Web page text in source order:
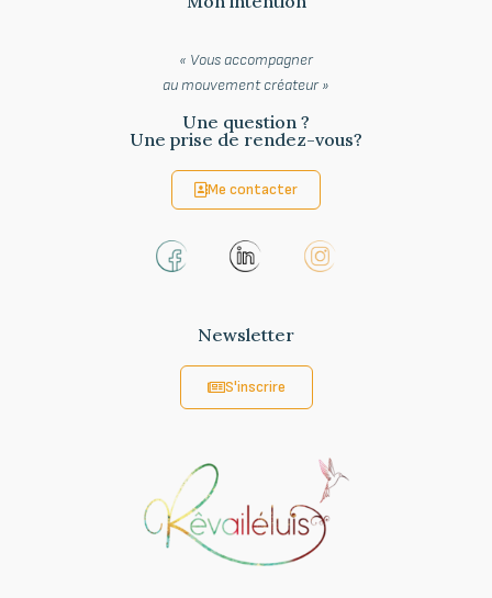
« Vous accompagner
aumouvement créateur »
Une question ?
Une prise de rendez-vous?
Me contacter
Newsletter
S'inscrire